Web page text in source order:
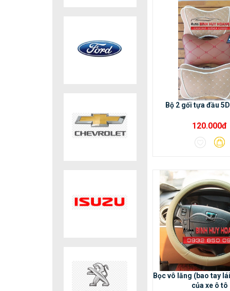
Bộ 2 gối tựa đầu
120.000đ
Bọc vô lăng (bao tay
của xe ô tô